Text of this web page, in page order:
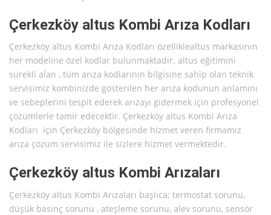
Çerkezköy altus Kombi Arıza Kodları
Çerkezköy altus Kombi Arıza Kodları özelliklealtus markasının
her modeline özel kodlar bulunmaktadır. altus eğitimini
sürekli alan , tüm arıza kodlarının bilgisine sahip olan teknik
servisimiz kombinizde gösterilen her arıza kodunun anlamını
ve sebeplerini tespit ederek arızayı gidermek için profesyonel
çözümlerle tamir edecektir. Çerkezköy altus Kombi Arıza
Kodları için Çerkezköy bölgesinde hizmet veren firmamız
arıza çözüm servisimiz ile sizlere hizmet vermektedir.
Çerkezköy altus Kombi Arızaları
Çerkezköy altus Kombi Arızaları başlıca; termostat sorunu,
düşük basınç sorunu , ateşleme sorunu, alev sorunu, sensör